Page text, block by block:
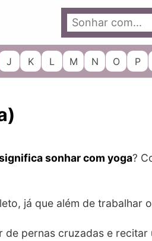
J K L M N O P
sonhar com yoga?
já que além de trabalhar
pernas cruzadas e